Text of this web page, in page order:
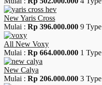
New Yaris Cross
Mulai : Rp 396.000.000 9 Type
All New Voxy
Mulai : Rp 664.000.000 1 Type
New Calya
Mulai : Rp 206.000.000 3 Type